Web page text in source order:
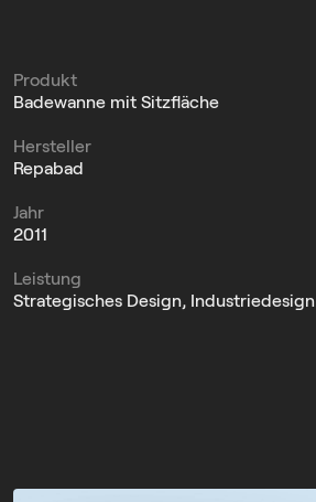
Produkt
Badewanne mit Sitzfläche
Hersteller
Repabad
Jahr
2011
Leistung
Strategisches Design, Industriedesign